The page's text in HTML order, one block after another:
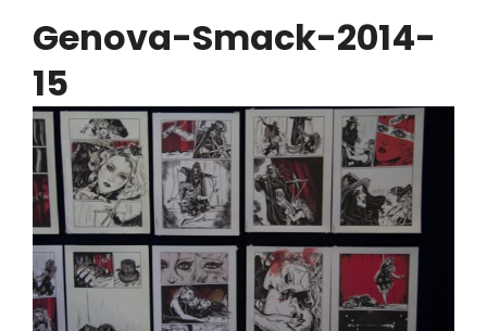
Genova-Smack-2014-
15